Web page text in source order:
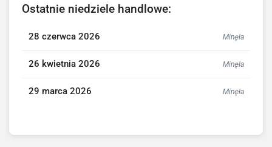
Ostatnie niedziele handlowe:
28 czerwca 2026 Minęła
26 kwietnia 2026 Minęła
29 marca 2026 Minęła